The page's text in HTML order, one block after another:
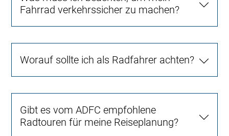
Fahrrad verkehrssicher zu machen?
Worauf sollte ich als Radfahrer achten?
Gibt es vom ADFC empfohlene
Radtouren für meine Reiseplanung?